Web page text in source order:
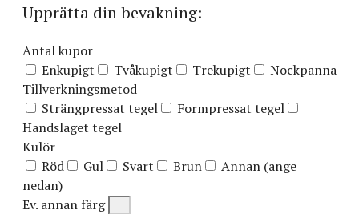
Upprätta din bevakning:
Antal kupor
Enkupigt
Tvåkupigt Trekupigt
Nockpanna
Tillverkningsmetod
Strängpressat tegel
Formpressat tegel
Handslaget tegel
Kulör
Röd
Gul Svart Brun
Annan (ange
nedan)
Ev. annan färg